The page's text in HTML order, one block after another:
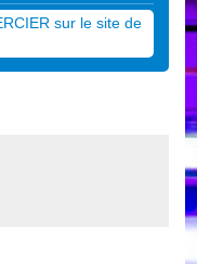
sur le site de